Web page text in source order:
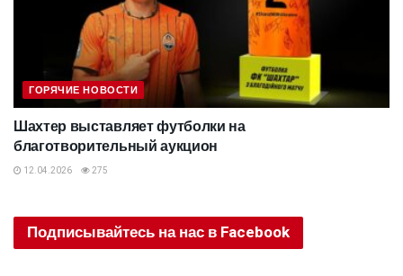
ГОРЯЧИЕ НОВОСТИ
Шахтер выставляет футболки на
благотворительный аукцион
12.04.2026 275
Подписывайтесь на нас в Facebook